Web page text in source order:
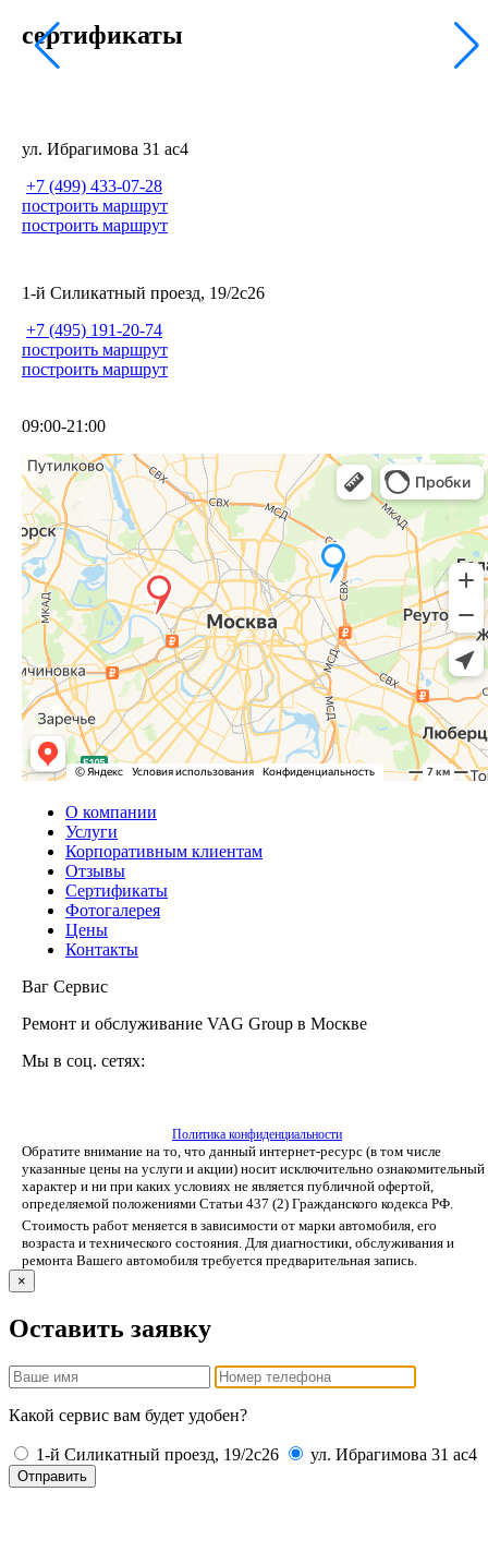
сертификаты
ул. Ибрагимова 31 ас4
+7 (499) 433-07-28
построить маршрут
построить маршрут
1-й Силикатный проезд, 19/2с26
+7 (495) 191-20-74
построить маршрут
построить маршрут
09:00-21:00
О компании
Услуги
Корпоративным клиентам
Отзывы
Сертификаты
Фотогалерея
Цены
Контакты
Ваг Сервис
Ремонт и обслуживание VAG Group в Москве
Мы в соц. сетях:
Политика конфиденциальности
Обратите внимание на то, что данный интернет-ресурс (в том числе
указанные цены на услуги и акции) носит исключительно ознакомительный
характер и ни при каких условиях не является публичной офертой,
определяемой положениями Статьи 437 (2) Гражданского кодекса РФ.
Стоимость работ меняется в зависимости от марки автомобиля, его
возраста и технического состояния. Для диагностики, обслуживания и
ремонта Вашего автомобиля требуется предварительная запись.
×
Оставить заявку
Какой сервис вам будет удобен?
1-й Силикатный проезд, 19/2с26 ул. Ибрагимова 31 ас4
Отправить